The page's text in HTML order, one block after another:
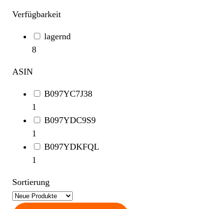
Verfügbarkeit
lagernd
8
ASIN
B097YC7J38
1
B097YDC9S9
1
B097YDKFQL
1
Sortierung